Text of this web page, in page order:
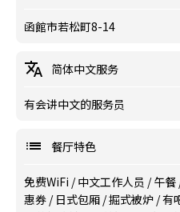
函館市若松町8-14
简体中文服务
有会讲中文的服务员
餐厅特色
免费WiFi /中文工作人员 /午餐
惠券 / 日式包厢 /掘式被炉 /有